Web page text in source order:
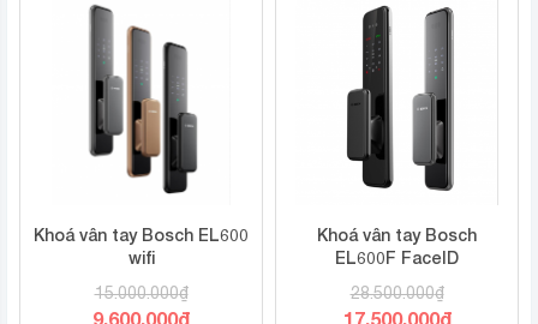
là:
15.500.000₫.
10.000.000₫.
Khoá vân tay Bosch EL600
wifi
15.000.000₫
Giá
9.600.000₫
Khoá vân tay Bosch
EL600F FaceID
28.500.000₫
Giá
17.500.000₫